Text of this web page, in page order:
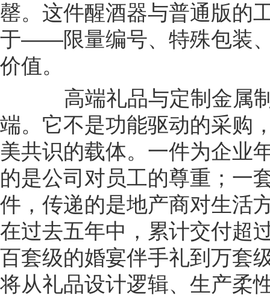
罄。这件醒酒器与普通版的
于——限量编号、特殊包装
价值。
高端礼品与定制金属制
端。它不是功能驱动的采购
美共识的载体。一件为企业
的是公司对员工的尊重；一
件，传递的是地产商对生活
在过去五年中，累计交付超
百套级的婚宴伴手礼到万套
将从礼品设计逻辑、生产柔